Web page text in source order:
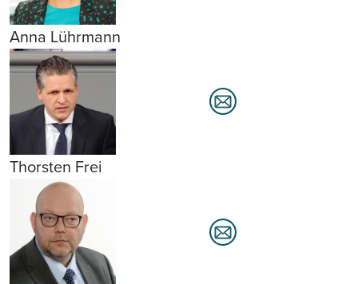
Anna Lührmann
Thorsten Frei